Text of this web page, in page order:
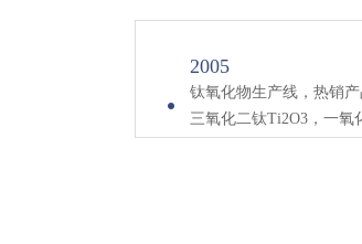
2005
钛氧化物生产线，热销
三氧化二钛Ti2O3，一氧